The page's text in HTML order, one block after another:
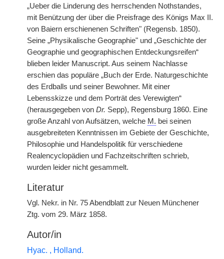
„Ueber die Linderung des herrschenden Nothstandes,
mit Benützung der über die Preisfrage des Königs Max II.
von Baiern erschienenen Schriften" (Regensb. 1850).
Seine „Physikalische Geographie" und „Geschichte der
Geographie und geographischen Entdeckungsreifen“
blieben leider Manuscript. Aus seinem Nachlasse
erschien das populäre „Buch der Erde. Naturgeschichte
des Erdballs und seiner Bewohner. Mit einer
Lebensskizze und dem Porträt des Verewigten“
(herausgegeben von Dr. Sepp), Regensburg 1860. Eine
große Anzahl von Aufsätzen, welche M. bei seinen
ausgebreiteten Kenntnissen im Gebiete der Geschichte,
Philosophie und Handelspolitik für verschiedene
Realencyclopädien und Fachzeitschriften schrieb,
wurden leider nicht gesammelt.
Literatur
Vgl. Nekr. in Nr. 75 Abendblatt zur Neuen Münchener
Ztg. vom 29. März 1858.
Autor/in
Hyac. , Holland.